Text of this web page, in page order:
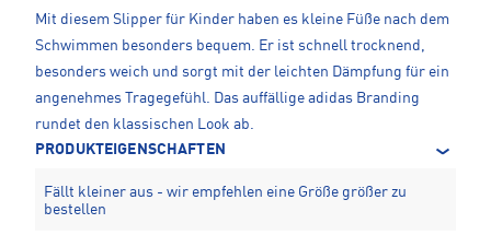
Mit diesem Slipper für Kinder haben es kleine Füße nach dem
Schwimmen besonders bequem. Er ist schnell trocknend,
besonders weich und sorgt mit der leichten Dämpfung für ein
angenehmes Tragegefühl. Das auffällige adidas Branding
rundet den klassischen Look ab.
PRODUKTEIGENSCHAFTEN
Fällt kleiner aus - wir empfehlen eine Größe größer zu
bestellen